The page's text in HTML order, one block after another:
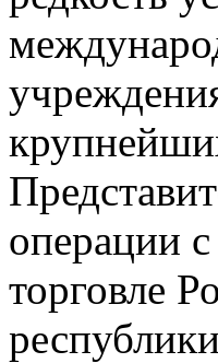
операции
торговле